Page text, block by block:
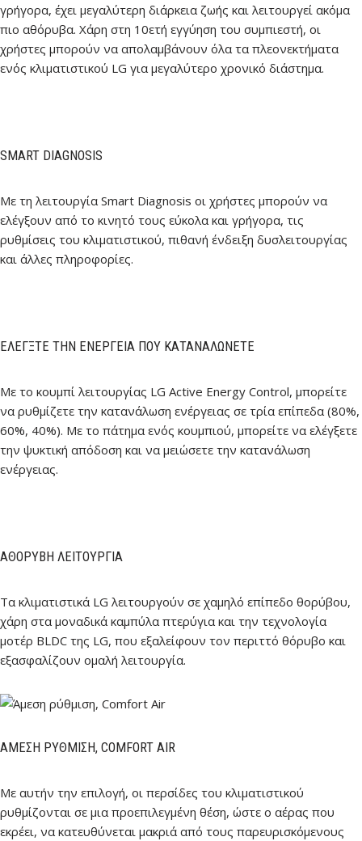
γρήγορα, έχει μεγαλύτερη διάρκεια ζωής και λειτουργεί ακόμα
πιο αθόρυβα. Χάρη στη 10ετή εγγύηση του συμπιεστή, οι
χρήστες μπορούν να απολαμβάνουν όλα τα πλεονεκτήματα
ενός κλιματιστικού LG για μεγαλύτερο χρονικό διάστημα.
SMART DIAGNOSIS
Με τη λειτουργία Smart Diagnosis οι χρήστες μπορούν να
ελέγξουν από το κινητό τους εύκολα και γρήγορα, τις
ρυθμίσεις του κλιματιστικού, πιθανή ένδειξη δυσλειτουργίας
και άλλες πληροφορίες.
ΕΛΈΓΞΤΕ ΤΗΝ ΕΝΈΡΓΕΙΑ ΠΟΥ ΚΑΤΑΝΑΛΏΝΕΤΕ
Με το κουμπί λειτουργίας LG Active Energy Control, μπορείτε
να ρυθμίζετε την κατανάλωση ενέργειας σε τρία επίπεδα (80%,
60%, 40%). Με το πάτημα ενός κουμπιού, μπορείτε να ελέγξετε
την ψυκτική απόδοση και να μειώσετε την κατανάλωση
ενέργειας.
AΘΌΡΥΒΗ ΛΕΙΤΟΥΡΓΊΑ
Τα κλιματιστικά LG λειτουργούν σε χαμηλό επίπεδο θορύβου,
χάρη στα μοναδικά καμπύλα πτερύγια και την τεχνολογία
μοτέρ BLDC της LG, που εξαλείφουν τον περιττό θόρυβο και
εξασφαλίζουν ομαλή λειτουργία.
ΆΜΕΣΗ ΡΎΘΜΙΣΗ, COMFORT AIR
Με αυτήν την επιλογή, οι περσίδες του κλιματιστικού
ρυθμίζονται σε μια προεπιλεγμένη θέση, ώστε ο αέρας που
εκρέει, να κατευθύνεται μακριά από τους παρευρισκόμενους